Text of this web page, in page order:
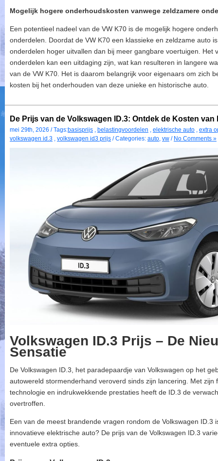
Mogelijk hogere onderhoudskosten vanwege zeldzamere
Een potentieel nadeel van de VW K70 is de mogelijk hogere
onderdelen. Doordat de VW K70 een klassieke en zeldzame auto
onderdelen hoger uitvallen dan bij meer gangbare voertuigen. Het
onderdelen kan een uitdaging zijn, wat kan resulteren in langere
van de VW K70. Het is daarom belangrijk voor eigenaars om zich
kosten bij het onderhouden van deze unieke en historische auto.
De Prijs van de Volkswagen ID.3: Ontdek de Kosten
mei 29th, 2026 / Tags:basisprijs , belastingvoordelen , elektrische auto , extra
volkswagen id.3 , volkswagen id3 prijs / Categories: auto, vw / No Comments »
Volkswagen ID.3 Prijs – De
Sensatie
De Volkswagen ID.3, het paradepaardje van Volkswagen op het
autowereld stormenderhand veroverd sinds zijn lancering. Met zijn
technologie en indrukwekkende prestaties heeft de ID.3 de
overtroffen.
Een van de meest brandende vragen rondom de Volkswagen ID.3
innovatieve elektrische auto? De prijs van de Volkswagen ID.3
eventuele extra opties.